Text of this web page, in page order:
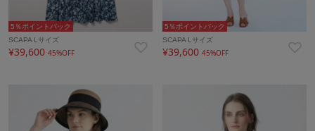
5％ポイントバック
SCAPA Lサイズ
¥39,600 45%OFF
5％ポイントバック
SCAPA Lサイズ
¥39,60045%OFF